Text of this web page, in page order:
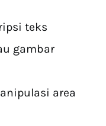
teks
gambar
area